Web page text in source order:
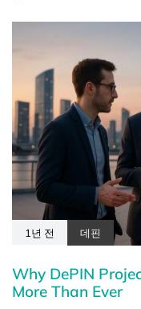
1년 전 데핀
Why DePIN
More Than Ever